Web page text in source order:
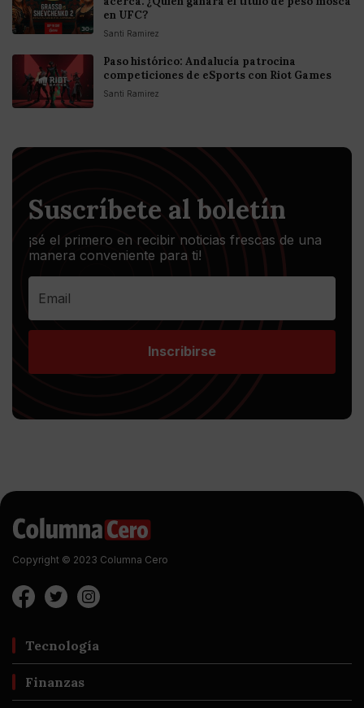
en UFC?
Santi Ramirez
Paso histórico: Andalucía patrocina
competiciones de eSports con Riot Games
Santi Ramirez
Suscríbete al boletín
¡sé el primero en recibir noticias frescas de una
manera conveniente para ti!
Inscribirse
Copyright © 2023 Columna Cero
Tecnología
Finanzas